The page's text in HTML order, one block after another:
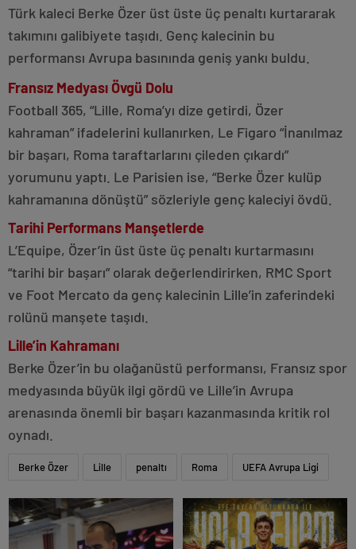
Türk kaleci Berke Özer üst üste üç penaltı kurtararak
takımını galibiyete taşıdı. Genç kalecinin bu
performansı Avrupa basınında geniş yankı buldu.
Fransız Medyası Övgü Dolu
Football 365, “Lille, Roma’yı dize getirdi, Özer
kahraman” ifadelerini kullanırken, Le Figaro “İnanılmaz
bir başarı, Roma taraftarlarını çileden çıkardı”
yorumunu yaptı. Le Parisien ise, “Berke Özer kulüp
kahramanına dönüştü” sözleriyle genç kaleciyi övdü.
Tarihi Performans Manşetlerde
L’Equipe, Özer’in üst üste üç penaltı kurtarmasını
“tarihi bir başarı” olarak değerlendirirken, RMC Sport
ve Foot Mercato da genç kalecinin Lille’in zaferindeki
rolünü manşete taşıdı.
Lille’in Kahramanı
Berke Özer’in bu olağanüstü performansı, Fransız spor
medyasında büyük ilgi gördü ve Lille’in Avrupa
arenasında önemli bir başarı kazanmasında kritik rol
oynadı.
Berke Özer Lille penaltı Roma UEFA Avrupa Ligi